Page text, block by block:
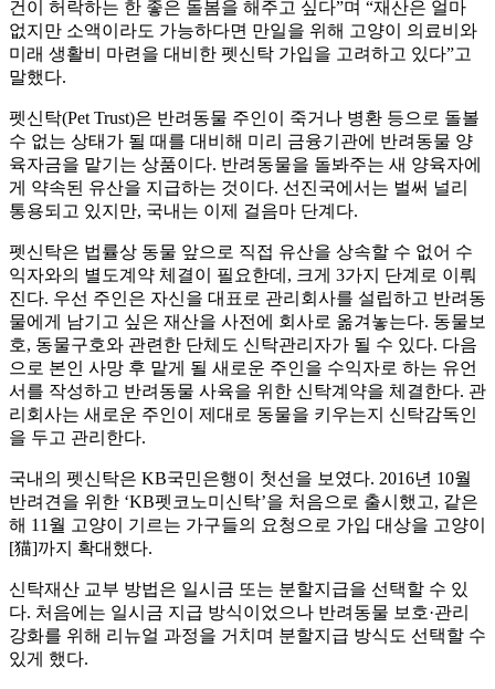
건이 허락하는 한 좋은 돌봄을 해주고 싶다”며 “재산은 얼마
없지만 소액이라도 가능하다면 만일을 위해 고양이 의료비와
미래 생활비 마련을 대비한 펫신탁 가입을 고려하고 있다”고
말했다.
펫신탁(Pet Trust)은 반려동물 주인이 죽거나 병환 등으로 돌볼
수 없는 상태가 될 때를 대비해 미리 금융기관에 반려동물 양
육자금을 맡기는 상품이다. 반려동물을 돌봐주는 새 양육자에
게 약속된 유산을 지급하는 것이다. 선진국에서는 벌써 널리
통용되고 있지만, 국내는 이제 걸음마 단계다.
펫신탁은 법률상 동물 앞으로 직접 유산을 상속할 수 없어 수
익자와의 별도계약 체결이 필요한데, 크게 3가지 단계로 이뤄
진다. 우선 주인은 자신을 대표로 관리회사를 설립하고 반려동
물에게 남기고 싶은 재산을 사전에 회사로 옮겨놓는다. 동물보
호, 동물구호와 관련한 단체도 신탁관리자가 될 수 있다. 다음
으로 본인 사망 후 맡게 될 새로운 주인을 수익자로 하는 유언
서를 작성하고 반려동물 사육을 위한 신탁계약을 체결한다. 관
리회사는 새로운 주인이 제대로 동물을 키우는지 신탁감독인
을 두고 관리한다.
국내의 펫신탁은 KB국민은행이 첫선을 보였다. 2016년 10월
반려견을 위한 ‘KB펫코노미신탁’을 처음으로 출시했고, 같은
해 11월 고양이 기르는 가구들의 요청으로 가입 대상을 고양이
[猫]까지 확대했다.
신탁재산 교부 방법은 일시금 또는 분할지급을 선택할 수 있
다. 처음에는 일시금 지급 방식이었으나 반려동물 보호·관리
강화를 위해 리뉴얼 과정을 거치며 분할지급 방식도 선택할 수
있게 했다.